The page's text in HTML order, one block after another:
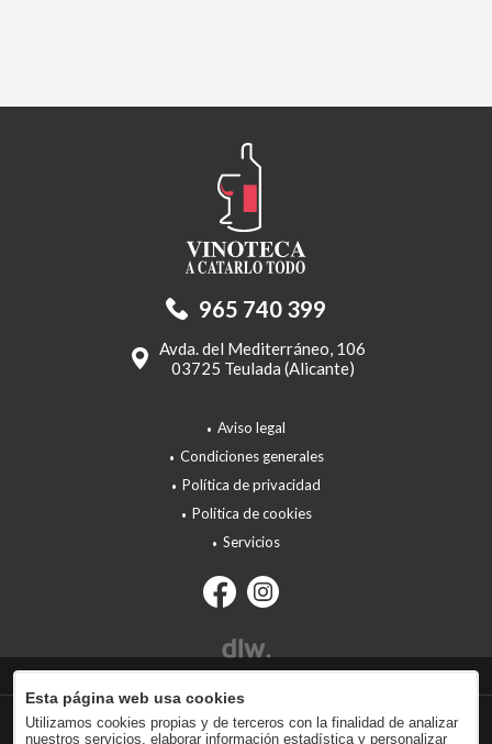
965 740 399
Avda. del Mediterráneo, 106
03725 Teulada (Alicante)
Aviso legal
Condiciones generales
Política de privacidad
Política de cookies
Servicios
Esta página web usa cookies
Utilizamos cookies propias y de terceros con la finalidad de analizar
nuestros servicios, elaborar información estadística y personalizar